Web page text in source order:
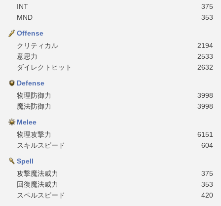
INT
375
MND
353
Offense
クリティカル
2194
意思力
2533
ダイレクトヒット
2632
Defense
物理防御力
3998
魔法防御力
3998
Melee
物理攻撃力
6151
スキルスピード
604
Spell
攻撃魔法威力
375
回復魔法威力
353
スペルスピード
420